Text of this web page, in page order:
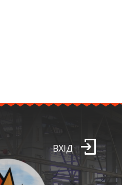
ВХІД